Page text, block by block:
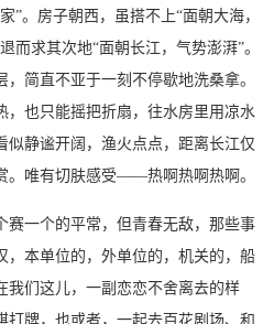
”。房子朝西，虽搭不上“面朝大海，
而求其次地“面朝长江，气势澎湃”。
简直不亚于一刻不停歇地洗桑拿。
，也只能摇把折扇，往水房里用凉水
似静谧开阔，渔火点点，距离长江仅
。唯有切肤感受——热啊热啊热啊。
赛一个的平常，但青春无敌，那些事
，本单位的，外单位的，机关的，船
我们这儿，一副恋恋不舍离去的样
打牌，也或者，一起去百花剧场、和